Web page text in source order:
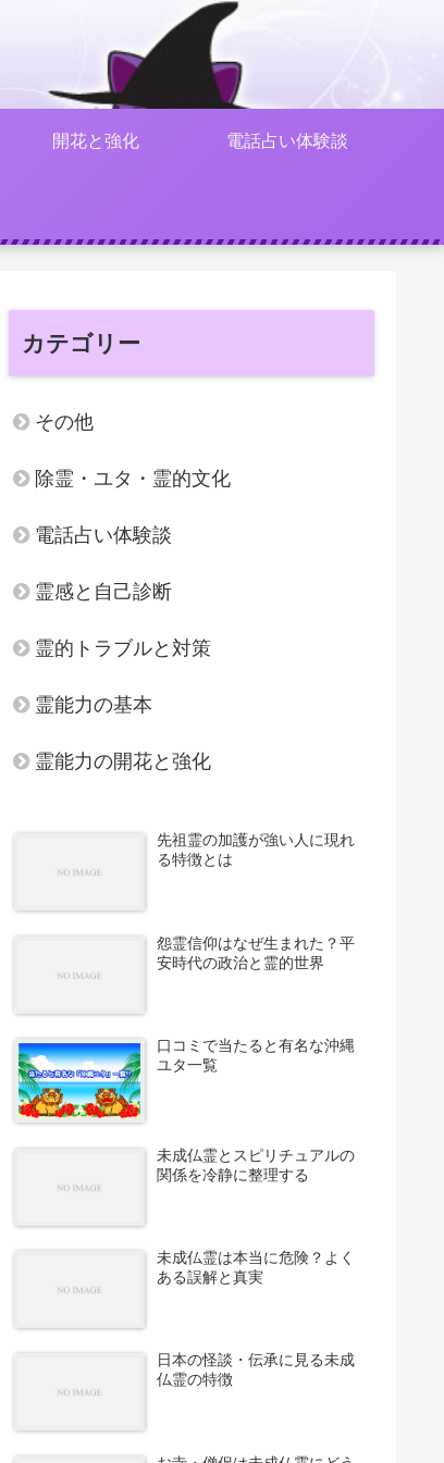
開花と強化 電話占い体験談
カテゴリー
その他
除霊・ユタ・霊的文化
電話占い体験談
霊感と自己診断
霊的トラブルと対策
霊能力の基本
霊能力の開花と強化
先祖霊の加護が強い人に現れ
る特徴とは
怨霊信仰はなぜ生まれた？平
安時代の政治と霊的世界
口コミで当たると有名な沖縄
ユタ一覧
未成仏霊とスピリチュアルの
関係を冷静に整理する
未成仏霊は本当に危険？よく
ある誤解と真実
日本の怪談・伝承に見る未成
仏霊の特徴